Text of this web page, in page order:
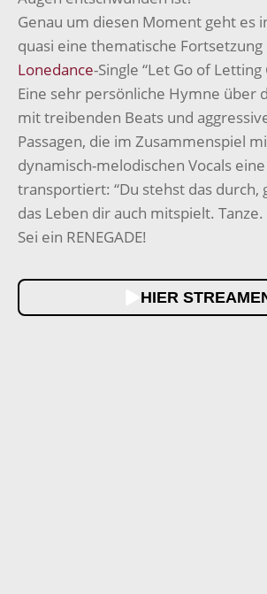
Genau um diesen Moment geht es
quasi eine thematische
Lonedance-Single “Let Go of Letting
Eine sehr persönliche Hymne über
mit treibenden Beats und
Passagen, die im Zusammenspiel
dynamisch-melodischen Vocals
transportiert: “Du stehst das durch,
das Leben dir auch mitspielt.
Sei ein RENEGADE!
HIER